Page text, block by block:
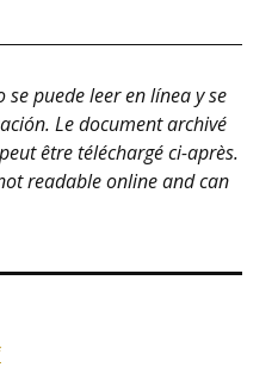
puede leer en línea y se
Le document archivé
être téléchargé ci-après.
readable online and can